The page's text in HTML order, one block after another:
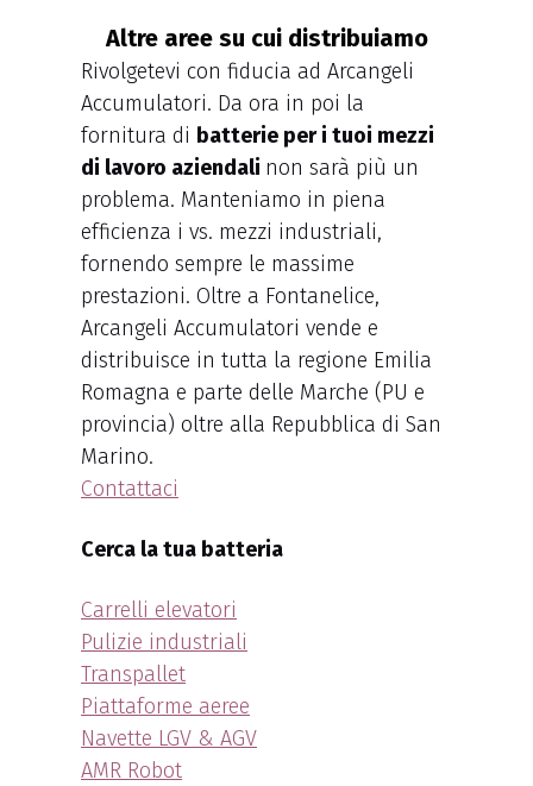
Altre aree su cui distribuiamo
Rivolgetevi con fiducia ad Arcangeli
Accumulatori. Da ora in poi la
fornitura di batterie per i tuoi mezzi
di lavoro aziendali non sarà più un
problema. Manteniamo in piena
efficienza i vs. mezzi industriali,
fornendo sempre le massime
prestazioni. Oltre a Fontanelice,
Arcangeli Accumulatori vende e
distribuisce in tutta la regione Emilia
Romagna e parte delle Marche (PU e
provincia) oltre alla Repubblica di San
Marino.
Contattaci
Cerca la tua batteria
Carrelli elevatori
Pulizie industriali
Transpallet
Piattaforme aeree
Navette LGV & AGV
AMR Robot